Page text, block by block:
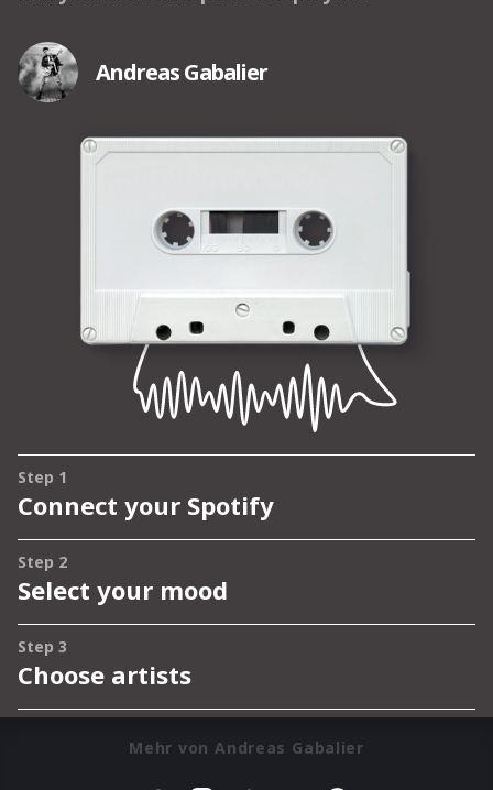
Mehr von Andreas Gabalier